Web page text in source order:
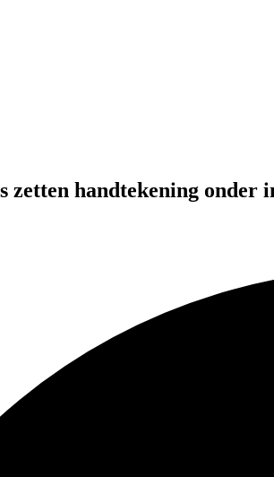
zetten handtekening